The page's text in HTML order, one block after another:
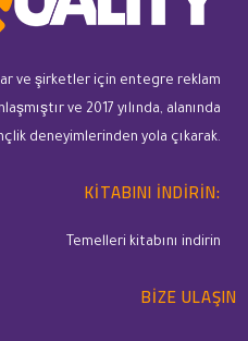
ve şirketler için entegre reklam
ve 2017 yılında, alanında
deneyimlerinden yola çıkarak.
KITABINI INDIRIN:
Temelleri kitabını indirin
BIZE ULAŞIN